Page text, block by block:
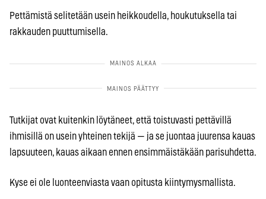
Pettämistä selitetään usein heikkoudella, houkutuksella tai
rakkauden puuttumisella.
Tutkijat ovat kuitenkin löytäneet, että toistuvasti pettävillä
ihmisillä on usein yhteinen tekijä — ja se juontaa juurensa kauas
lapsuuteen, kauas aikaan ennen ensimmäistäkään parisuhdetta.
Kyse ei ole luonteenviasta vaan opitusta kiintymysmallista.